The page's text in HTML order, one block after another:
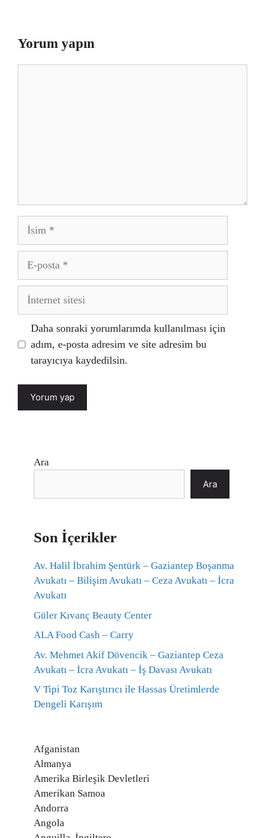
Yorum yapın
İsim
posta
İnternet
Daha sonraki yorumlarımda kullanılması için
adım, e-posta adresim ve site adresim bu
tarayıcıya kaydedilsin.
Ara
Ara
Son İçerikler
Av. Halil İbrahim Şentürk – Gaziantep Boşanma
Avukatı – Bilişim Avukatı – Ceza Avukatı – İcra
Avukatı
Güler Kıvanç Beauty Center
ALA Food Cash – Carry
Av. Mehmet Akif Dövencik – Gaziantep Ceza
Avukatı – İcra Avukatı – İş Davası Avukatı
V Tipi Toz Karıştırıcı ile Hassas Üretimlerde
Dengeli Karışım
Afganistan
Almanya
Amerika Birleşik Devletleri
Amerikan Samoa
Andorra
Angola